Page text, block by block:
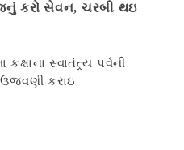
કરો સેવન, ચરબી થઇ